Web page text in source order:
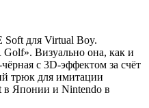
Soft для Virtual Boy.
Golf». Визуально она, как и
с 3D-эффектом за счёт
трюк для имитации
в Японии и Nintendo в